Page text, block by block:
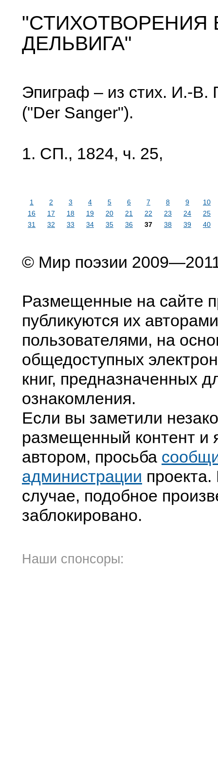
"СТИХОТВОРЕНИЯ
ДЕЛЬВИГА"
Эпиграф – из стих. И.-В.
("Der Sanger").
1. СП., 1824, ч. 25,
1 2 3 4 5 6 7 8 9
10
16
17 18 19 20 21 22 23 24
25
31
32 33 34 35 36 37 38 39 40
© Мир поэзии
Размещенные на сайте
публикуются их
пользователями, на
общедоступных
книг, предназначенных
ознакомления.
Если вы заметили
размещенный контент и
автором, просьба
администрации
случае, подобное
заблокировано.
Наши спонсоры: